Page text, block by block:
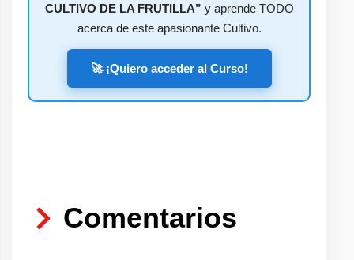
CULTIVO DE LA FRUTILLA” y aprende TODO
acerca de este apasionante Cultivo.
🚀 ¡Quiero acceder al Curso!
Comentarios